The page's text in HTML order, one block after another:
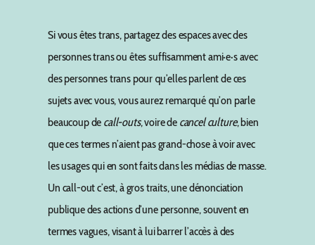
Si vous êtes trans, partagez des espaces avec des
personnes trans ou êtes suffisamment ami·e·s avec
des personnes trans pour qu’elles parlent de ces
sujets avec vous, vous aurez remarqué qu’on parle
beaucoup de call-outs, voire de cancel culture, bien
que ces termes n’aient pas grand-chose à voir avec
les usages qui en sont faits dans les médias de masse.
Un call-out c’est, à gros traits, une dénonciation
publique des actions d’une personne, souvent en
termes vagues, visant à lui barrer l’accès à des